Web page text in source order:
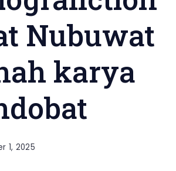
Nubuwat
karya
1, 2025